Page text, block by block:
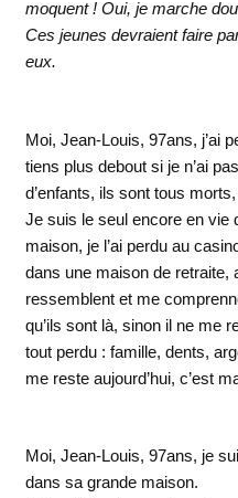
moquent ! Oui, je marche
Ces jeunes devraient faire
eux.
Moi, Jean-Louis, 97ans, j’ai
tiens plus debout si je n’ai
d’enfants, ils sont tous
Je suis le seul encore en vie
maison, je l’ai perdu au
dans une maison de retraite,
ressemblent et me
qu’ils sont là, sinon il ne me
tout perdu : famille, dents,
me reste aujourd’hui, c’est
Moi, Jean-Louis, 97ans, je
dans sa grande maison.